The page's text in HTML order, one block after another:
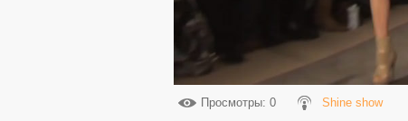
Просмотры: 0 Shine show